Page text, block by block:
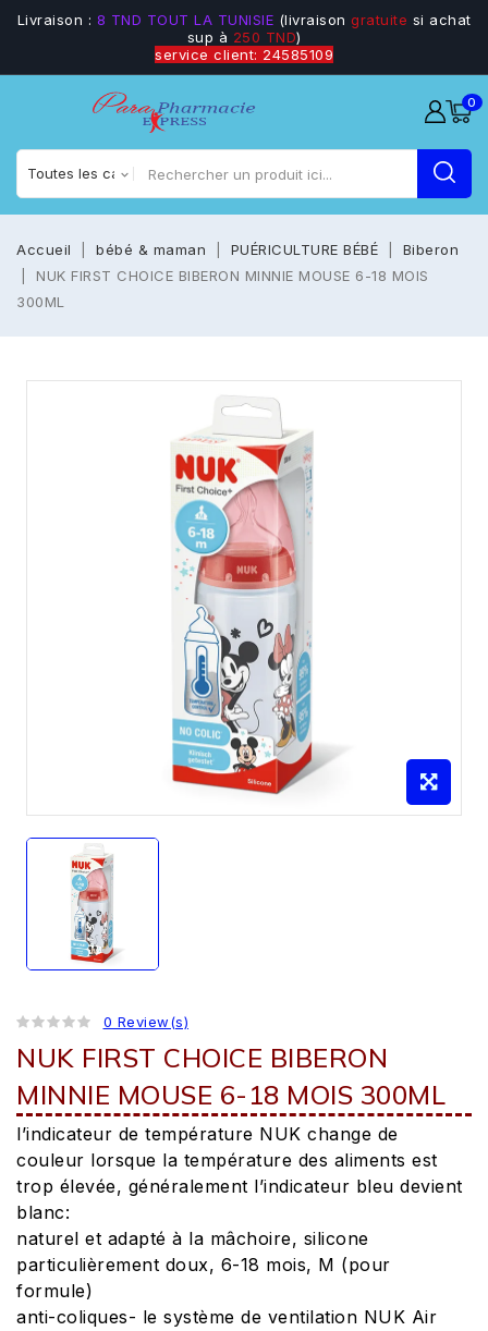
Livraison : 8 TND TOUT LA TUNISIE (livraison gratuite si achat
sup à 250 TND)
service client: 24585109
0
Accueil bébé & maman PUÉRICULTURE BÉBÉ
Biberon
NUK FIRST CHOICE BIBERON MINNIE MOUSE 6-18 MOIS
300ML
0 Review(s)
NUK FIRST CHOICE BIBERON
MINNIE MOUSE 6-18 MOIS 300ML
l’indicateur de température NUK change de
couleur lorsque la température des aliments est
trop élevée, généralement l’indicateur bleu devient
blanc:
naturel et adapté à la mâchoire, silicone
particulièrement doux, 6-18 mois, M (pour
formule)
anti-coliques- le système de ventilation NUK Air